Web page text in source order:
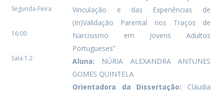
Segunda-Feira
16:00
Sala 1.2
Vinculação e das Experiências de
(In)Validação Parental nos Traços de
Narcisismo em Jovens Adultos
Portugueses”
Aluna: NÚRIA ALEXANDRA ANTUNES
GOMES QUINTELA
Orientadora da Dissertação: Cláudia